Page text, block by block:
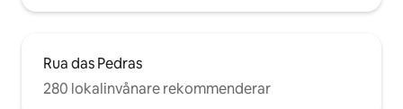
Rua das Pedras
280 lokalinvånare rekommenderar